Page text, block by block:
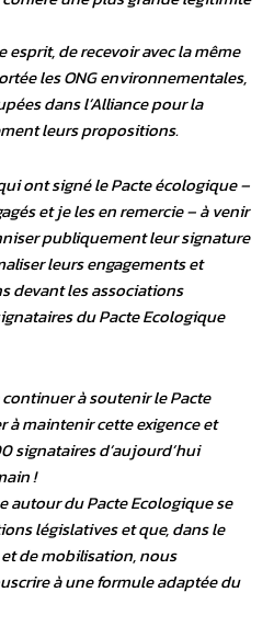
esprit, de recevoir avec la même
les ONG environnementales,
dans l’Alliance pour la
leurs propositions.
ont signé le Pacte écologique –
et je les en remercie – à venir
publiquement leur signature
leurs engagements et
devant les associations
du Pacte Ecologique
à soutenir le Pacte
maintenir cette exigence et
signataires d’aujourd’hui
!
autour du Pacte Ecologique se
législatives et que, dans le
de mobilisation, nous
à une formule adaptée du